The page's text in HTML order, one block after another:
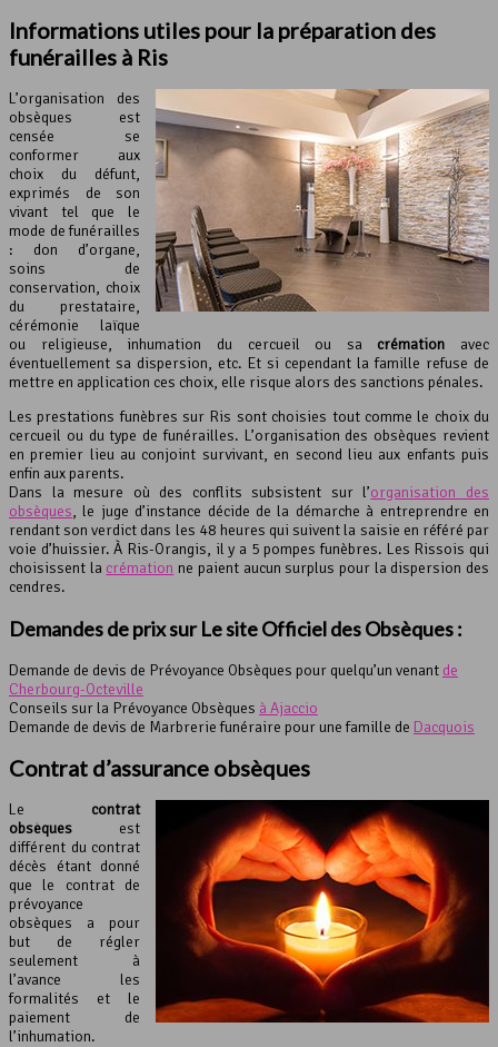
Informations utiles pour la préparation des
funérailles à Ris
L’organisation des
obsèques est
censée se
conformer aux
choix du défunt,
exprimés de son
vivant tel que le
mode de funérailles
: don d’organe,
soins de
conservation, choix
du prestataire,
cérémonie laïque
ou religieuse, inhumation du cercueil ou sa crémation avec
éventuellement sa dispersion, etc. Et si cependant la famille refuse de
mettre en application ces choix, elle risque alors des sanctions pénales.
Les prestations funèbres sur Ris sont choisies tout comme le choix du
cercueil ou du type de funérailles. L’organisation des obsèques revient
en premier lieu au conjoint survivant, en second lieu aux enfants puis
enfin aux parents.
Dans la mesure où des conflits subsistent sur l’organisation des
obsèques, le juge d’instance décide de la démarche à entreprendre en
rendant son verdict dans les 48 heures qui suivent la saisie en référé par
voie d’huissier. À Ris-Orangis, il y a 5 pompes funèbres. Les Rissois qui
choisissent la crémation ne paient aucun surplus pour la dispersion des
cendres.
Demandes de prix sur Le site Officiel des Obsèques :
Demande de devis de Prévoyance Obsèques pour quelqu’un venant de
Cherbourg-Octeville
Conseils sur la Prévoyance Obsèques à Ajaccio
Demande de devis de Marbrerie funéraire pour une famille de Dacquois
Contrat d’assurance obsèques
Le contrat
obsèques est
différent du contrat
décès étant donné
que le contrat de
prévoyance
obsèques a pour
but de régler
seulement à
l’avance les
formalités et le
paiement de
l’inhumation.